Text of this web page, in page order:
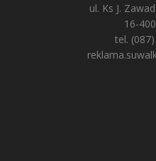
ul. Ks J.
16-
tel.